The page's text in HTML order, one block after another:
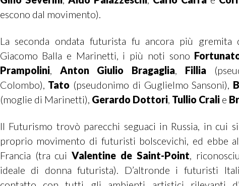
escono dal movimento).
La seconda ondata futurista fu ancora più
Giacomo Balla e Marinetti, i più noti sono
Prampolini, Anton Giulio Bragaglia, Fillia
Colombo), Tato (pseudonimo di Guglielmo Sansoni),
(moglie di Marinetti), Gerardo Dottori, Tullio Cralie
Il Futurismo trovò parecchi seguaci in Russia, in cui
proprio movimento di futuristi bolscevichi, ed ebbe
Francia (tra cuiValentine de Saint-Point,
ideale di donna futurista). D’altronde i futuristi